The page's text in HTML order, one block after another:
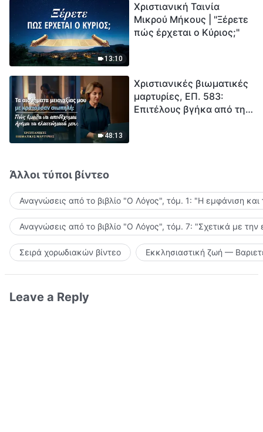
13:10
Χριστιανική Ταινία
Μικρού Μήκους | "Ξέρετε
πώς έρχεται ο Κύριος;"
48:13
Χριστιανικές βιωματικές
μαρτυρίες, ΕΠ. 583:
Επιτέλους βγήκα από τη
Άλλοι τύποι βίντεο
Αναγνώσεις από το βιβλίο "Ο Λόγος", τόμ. 1: "Η εμφάνιση
Αναγνώσεις από το βιβλίο "Ο Λόγος", τόμ. 7: "Σχετικά με την
Σειρά χορωδιακών βίντεο Εκκλησιαστική ζωή —
Leave a Reply